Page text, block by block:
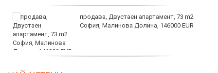
продава, Двустаен апартамент, 73 m2
София, Малинова Долина, 146000 EUR